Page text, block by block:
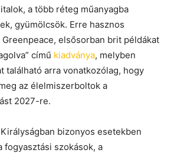
a több réteg műanyagba
gyümölcsök. Erre hasznos
elsősorban brit példákat
című kiadványa, melyben
található arra vonatkozólag, hogy
az élelmiszerboltok a
2027-re.
bizonyos esetekben
szokások, a